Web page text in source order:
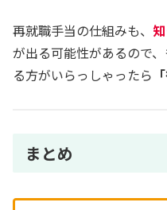
再就職手当の仕組みも、
が出る可能性があるので
る方がいらっしゃったら
まとめ